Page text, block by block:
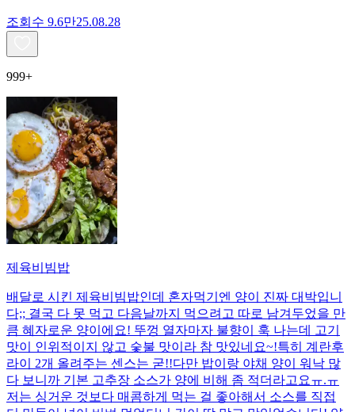
조회수 9.6만25.08.28
999+
제육비빔밥
배달로 시킨 제육비빔밥인데 혼자먹기엔 양이 진짜 대박입니
다;; 결국 다 못 먹고 다음날까지 먹으려고 따로 남겨두었을 만
큼 혜자로운 양이에요! 뚜껑 열자마자 불향이 훅 나는데 고기
맛이 인위적이지 않고 숯불 맛이라 참 맛있네요~!특히 계란후
라이 2개 올려주는 센스는 굳!! ​다만 밥이랑 야채 양이 워낙 많
다 보니까 기본 고추장 소스가 양에 비해 좀 적더라고요ㅠ.ㅠ
저는 싱거운 것보다 매콤하게 먹는 걸 좋아해서 소스를 직접